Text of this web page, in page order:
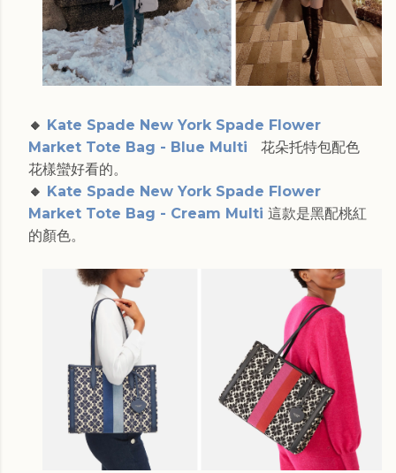
🔸 Kate Spade New York Spade Flower
Market Tote Bag - Blue Multi
花朵托特包配色
花樣蠻好看的。
🔸 Kate Spade New York Spade Flower
Market Tote Bag - Cream Multi 這款是黑配桃紅
的顏色。